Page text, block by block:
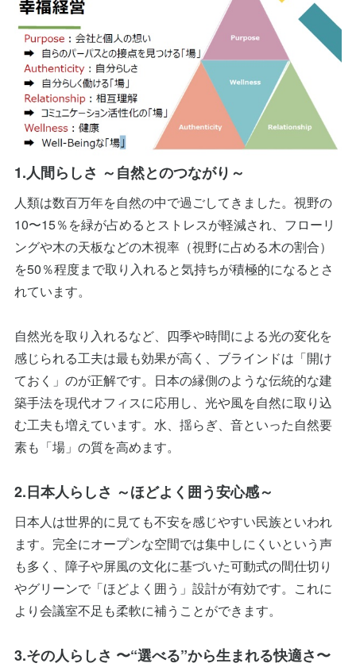
1.人間らしさ ～自然とのつながり～
人類は数百万年を自然の中で過ごしてきました。視野の
10〜15％を緑が占めるとストレスが軽減され、フローリ
ングや木の天板などの木視率（視野に占める木の割合）
を50％程度まで取り入れると気持ちが積極的になるとさ
れています。
自然光を取り入れるなど、四季や時間による光の変化を
感じられる工夫は最も効果が高く、ブラインドは「開け
ておく」のが正解です。日本の縁側のような伝統的な建
築手法を現代オフィスに応用し、光や風を自然に取り込
む工夫も増えています。水、揺らぎ、音といった自然要
素も「場」の質を高めます。
2.日本人らしさ ～ほどよく囲う安心感～
日本人は世界的に見ても不安を感じやすい民族といわれ
ます。完全にオープンな空間では集中しにくいという声
も多く、障子や屏風の文化に基づいた可動式の間仕切り
やグリーンで「ほどよく囲う」設計が有効です。これに
より会議室不足も柔軟に補うことができます。
3.その人らしさ 〜“選べる”から生まれる快適さ〜